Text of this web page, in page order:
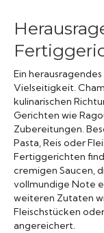
Ein
Vielseitigkeit.
kulinarischen
Gerichten wie
Zubereitungen.
Pasta, Reis oder
Fertiggerichten
cremigen Saucen,
vollmundige Note
weiteren Zutaten
Fleischstücken
angereichert.